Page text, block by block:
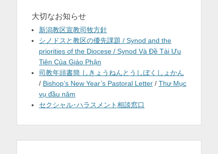
大切なお知らせ
新潟教区宣教司牧方針
シノドスと教区の優先課題 / Synod and the
priorities of the Diocese / Synod Và Đề Tài Ưu
Tiên Của Giáo Phận
司教年頭書簡 しきょうねんとうしぼくしょかん
/ Bishop’s New Year’s Pastoral Letter / Thư Mục
vụ đầu năm
セクシャル･ハラスメント相談窓口